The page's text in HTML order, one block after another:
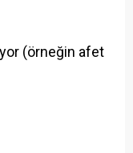
(örneğin afet